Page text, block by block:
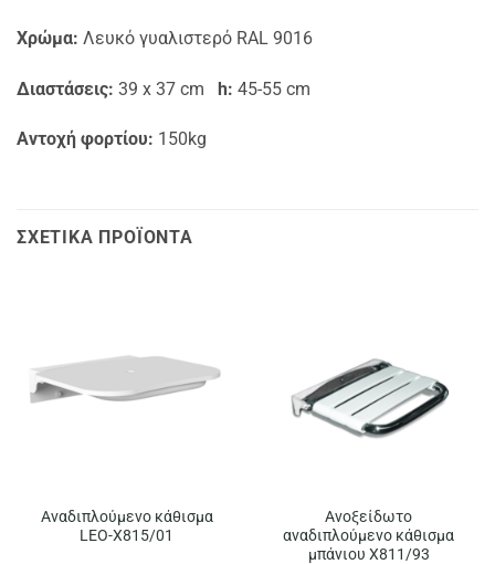
Χρώμα: Λευκό γυαλιστερό RAL 9016
Διαστάσεις: 39 x 37 cm h: 45-55 cm
Αντοχή φορτίου: 150kg
ΣΧΕΤΙΚΆ ΠΡΟΪΌΝΤΑ
Αναδιπλούμενο κάθισμα
LEO-X815/01
Ανοξείδωτο
αναδιπλούμενο κάθισμα
μπάνιου X811/93